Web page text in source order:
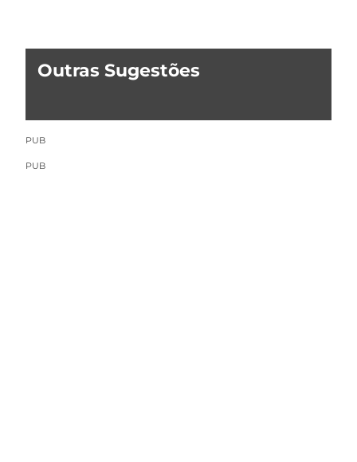
Outras Sugestões
PUB
PUB